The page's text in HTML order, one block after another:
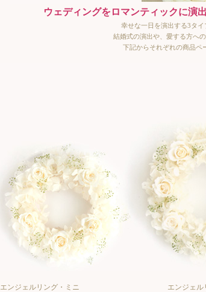
ウェディングをロマンティックに演
幸せな一日を演出する3タイ
結婚式の演出や、愛する方へ
下記からそれぞれの商品ペ
エンジェルリング・ミニ エンジェル